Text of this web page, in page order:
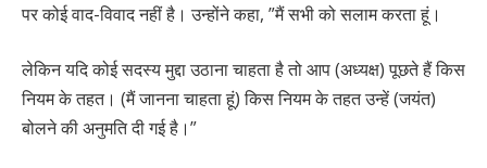
पर कोई वाद-विवाद नहीं है। उन्होंने कहा, ”मैं सभी को सलाम करता हूं।
लेकिन यदि कोई सदस्य मुद्दा उठाना चाहता है तो आप (अध्यक्ष) पूछते हैं किस
नियम के तहत। (मैं जानना चाहता हूं) किस नियम के तहत उन्हें (जयंत)
बोलने की अनुमति दी गई है।”